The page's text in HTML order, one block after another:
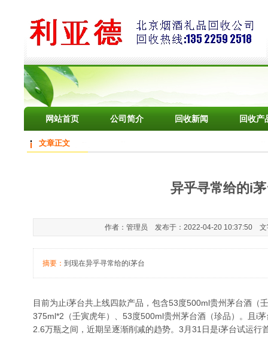
网站首页 公司简介 回收新闻 回收产
文章正文
异乎寻常给的i
作者：管理员 发布于：2022-04-20 10:37:50 文
摘要： 到现在异乎寻常给的i茅台
目前为止i茅台共上线四款产品，包含53度500ml贵州茅台酒（
375ml*2（壬寅虎年）、53度500ml贵州茅台酒（珍品）。且i
2.6万瓶之间，近期呈逐渐削减的趋势。3月31日是i茅台试运行